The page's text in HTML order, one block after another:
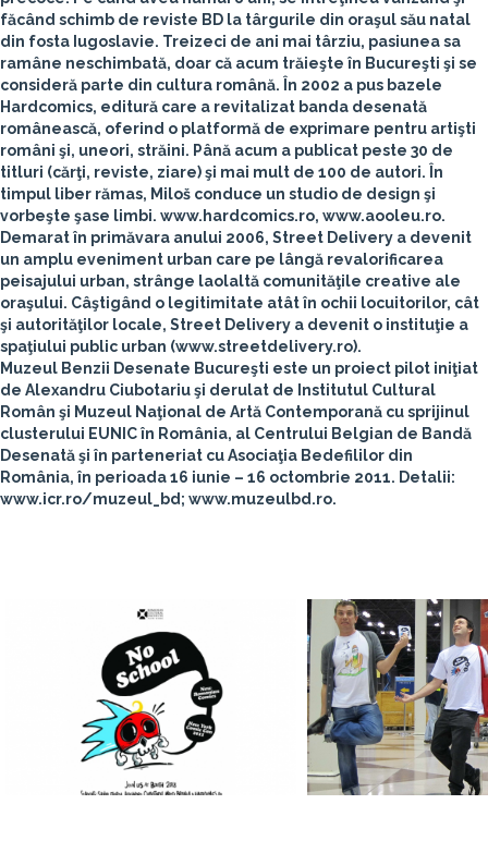
făcând schimb de reviste BD la târgurile din oraşul său natal
din fosta Iugoslavie. Treizeci de ani mai târziu, pasiunea sa
ramâne neschimbată, doar că acum trăieşte în Bucureşti şi se
consideră parte din cultura română. În 2002 a pus bazele
Hardcomics, editură care a revitalizat banda desenată
românească, oferind o platformă de exprimare pentru artişti
români şi, uneori, străini. Până acum a publicat peste 30 de
titluri (cărţi, reviste, ziare) şi mai mult de 100 de autori. În
timpul liber rămas, Miloš conduce un studio de design şi
vorbeşte şase limbi. www.hardcomics.ro, www.aooleu.ro.
Demarat în primăvara anului 2006, Street Delivery a devenit
un amplu eveniment urban care pe lângă revalorificarea
peisajului urban, strânge laolaltă comunităţile creative ale
oraşului. Câştigând o legitimitate atât în ochii locuitorilor, cât
şi autorităţilor locale, Street Delivery a devenit o instituţie a
spaţiului public urban (www.streetdelivery.ro).
Muzeul Benzii Desenate Bucureşti este un proiect pilot iniţiat
de Alexandru Ciubotariu şi derulat de Institutul Cultural
Român şi Muzeul Naţional de Artă Contemporană cu sprijinul
clusterului EUNIC în România, al Centrului Belgian de Bandă
Desenată şi în parteneriat cu Asociaţia Bedefililor din
România, în perioada 16 iunie – 16 octombrie 2011. Detalii:
www.icr.ro/muzeul_bd; www.muzeulbd.ro.